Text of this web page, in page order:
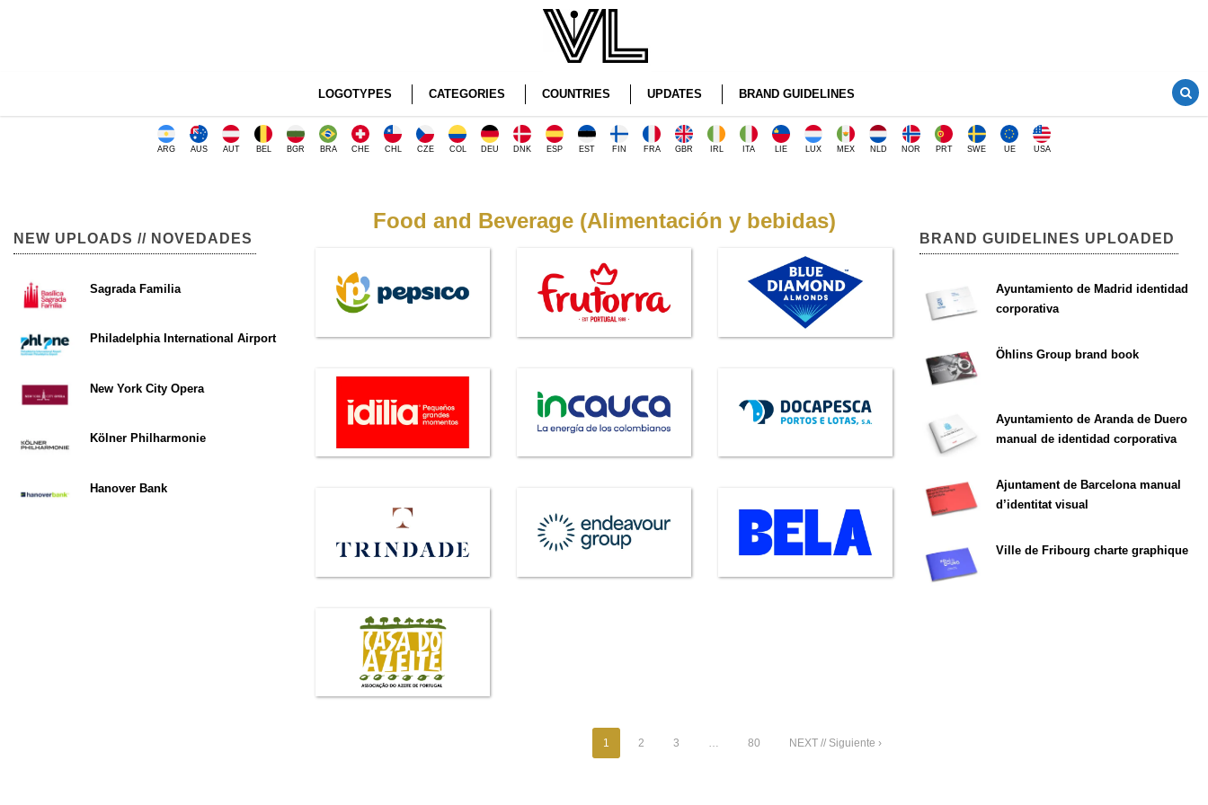
LOGOTYPES CATEGORIES COUNTRIES UPDATES BRAND GUIDELINES
ARG AUS AUT BEL BGR BRA CHE CHL CZE COL DEU DNK ESP EST FIN FRA GBR IRL ITA LIE LUX MEX NLD NOR PRT SWE UE USA
Food and Beverage (Alimentación y bebidas)
1 2 3 … 80 NEXT // Siguiente ›
NEW UPLOADS // NOVEDADES
Sagrada Familia
Philadelphia International Airport
New York City Opera
Kölner Philharmonie
Hanover Bank
BRAND GUIDELINES UPLOADED
Ayuntamiento de Madrid identidad
corporativa
Öhlins Group brand book
Ayuntamiento de Aranda de Duero
manual de identidad corporativa
Ajuntament de Barcelona manual
d’identitat visual
Ville de Fribourg charte graphique